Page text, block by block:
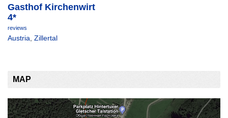
Gasthof Kirchenwirt
4*
reviews
Austria Zillertal
MAP